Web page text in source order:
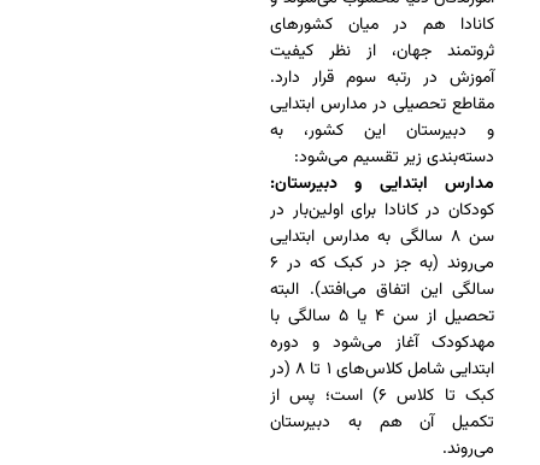
کانادا هم در میان کشورهای
ثروتمند جهان، از نظر کیفیت
آموزش در رتبه سوم قرار دارد.
مقاطع تحصیلی در مدارس ابتدایی
و دبیرستان این کشور، به
دسته‌بندی زیر تقسیم می‌شود:
مدارس ابتدایی و دبیرستان:
کودکان در کانادا برای اولین‌بار در
سن ۸ سالگی به مدارس ابتدایی
می‌روند (به جز در کبک که در ۶
سالگی این اتفاق می‌افتد). البته
تحصیل از سن ۴ یا ۵ سالگی با
مهدکودک آغاز می‌شود و دوره
ابتدایی شامل کلاس‌های ۱ تا ۸ (در
کبک تا کلاس ۶) است؛ پس از
تکمیل آن هم به دبیرستان
می‌روند.